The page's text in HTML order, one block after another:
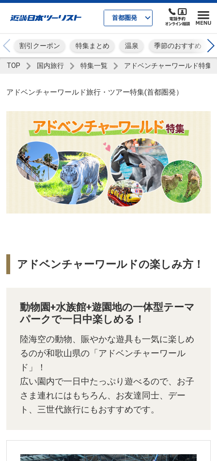
首都圏発
割引クーポン 特集まとめ 温泉 季節のおすすめ
TOP 国内旅行 特集一覧 アドベンチャーワールド特集
アドベンチャーワールド旅行・ツアー特集(首都圏発）
アドベンチャーワールドの楽しみ方！
動物園+水族館+遊園地の一体型テーマ
パークで一日中楽しめる！
陸海空の動物、賑やかな遊具も一気に楽しめ
るのが和歌山県の「アドベンチャーワール
ド」！
広い園内で一日中たっぷり遊べるので、お子
さま連れにはもちろん、お友達同士、デー
ト、三世代旅行にもおすすめです。